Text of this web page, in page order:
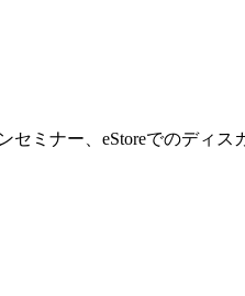
ミナー、eStoreでのディス